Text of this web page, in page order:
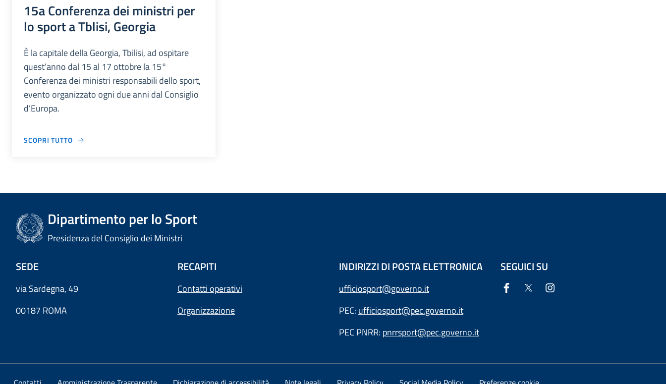
15a Conferenza dei ministri per
lo sport a Tblisi, Georgia
È la capitale della Georgia, Tbilisi, ad ospitare
quest’anno dal 15 al 17 ottobre la 15°
Conferenza dei ministri responsabili dello sport,
evento organizzato ogni due anni dal Consiglio
d’Europa.
SCOPRI TUTTO
Dipartimento per lo Sport
Presidenza del Consiglio dei Ministri
SEDE
via Sardegna, 49
00187 ROMA
RECAPITI
Contatti operativi
Organizzazione
INDIRIZZI DI POSTA ELETTRONICA
ufficiosport@governo.it
PEC: ufficiosport@pec.governo.it
PEC PNRR: pnrrsport@pec.governo.it
SEGUICI SU